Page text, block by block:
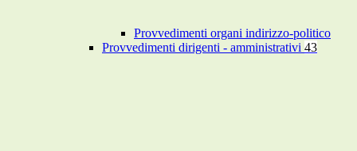
Provvedimenti organi indirizzo-politico
Provvedimenti dirigenti - amministrativi 43